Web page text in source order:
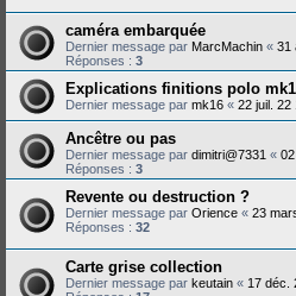
caméra embarquée
Dernier message par MarcMachin « 31
Réponses : 3
Explications finitions polo
Dernier message par mk16 « 22 juil. 22
Ancêtre ou pas
Dernier message par dimitri@7331 «
Réponses : 3
Revente ou destruction ?
Dernier message par Orience « 23
Réponses : 32
Carte grise collection
Dernier message par keutain « 17 déc.